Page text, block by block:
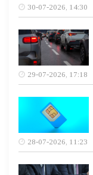
30-07-2026, 14:30
29-07-2026, 17:18
28-07-2026, 11:23